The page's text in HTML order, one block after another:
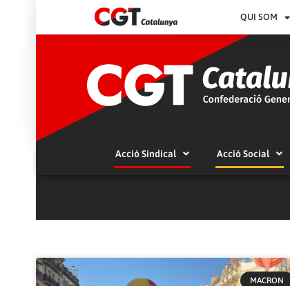
QUI SOM
Acció Sindical Acció Social
MACRON